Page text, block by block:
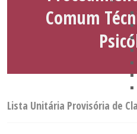
Comum
Lista Unitária Provisória de